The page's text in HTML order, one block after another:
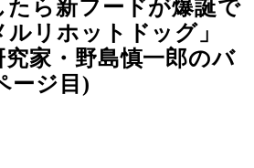
たら新フードが爆誕で
リホットドッグ」
究家・野島慎一郎のバ
ージ目)